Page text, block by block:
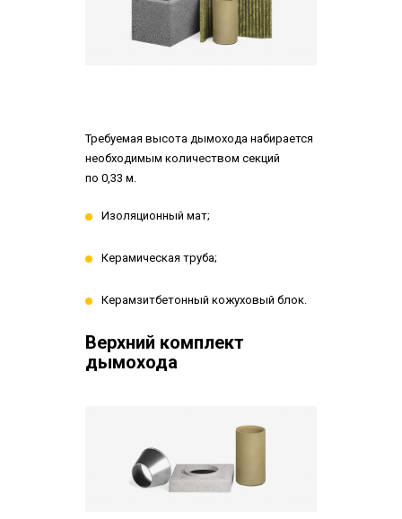
Требуемая высота дымохода набирается
необходимым количеством секций
по 0,33 м.
Изоляционный мат;
Керамическая труба;
Керамзитбетонный кожуховый блок.
Верхний комплект
дымохода